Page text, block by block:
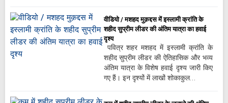
वीडियो / मशहद मुक़द्दस में इस्लामी क्रांति के
शहीद सुप्रीम लीडर की अंतिम यात्रा का हवाई
दृश्य
पवित्र शहर मशहद में इस्लामी क्रांति के
शहीद सुप्रीम लीडर की ऐतिहासिक और भव्य
अंतिम यात्रा के विशेष हवाई दृश्य जारी किए
गए हैं। इन दृश्यों में लाखों शोकाकुल…